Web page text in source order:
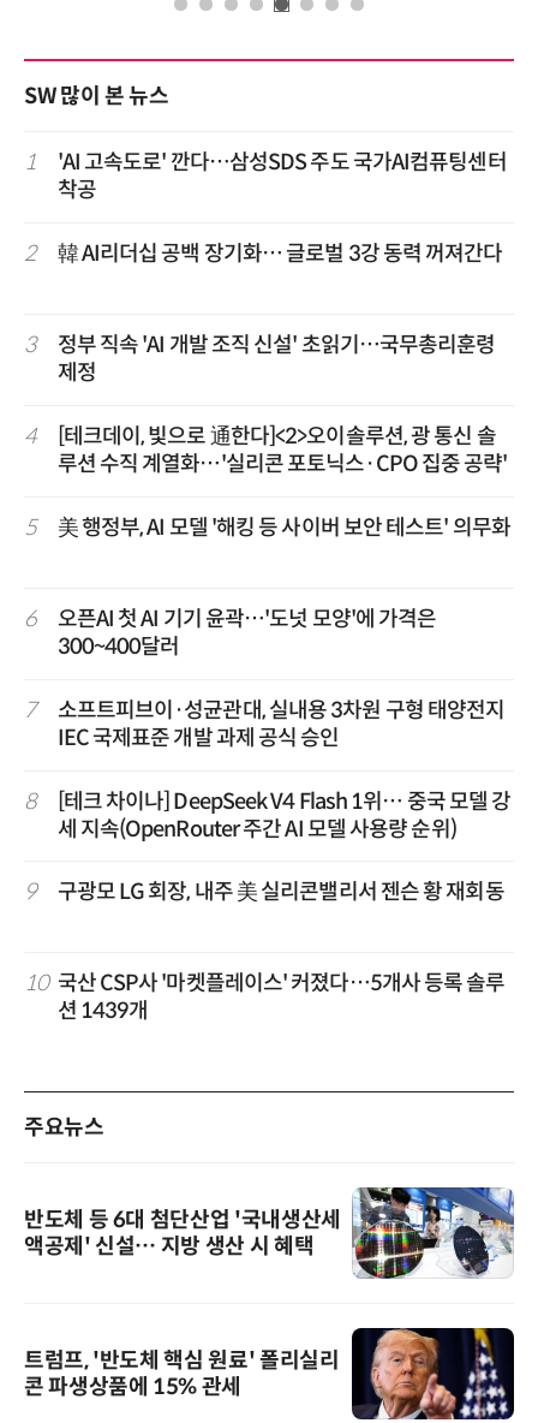
SW 많이 본 뉴스
1
'AI 고속도로' 깐다…삼성SDS 주도 국가AI컴퓨팅센터
착공
2 韓 AI리더십 공백 장기화… 글로벌 3강 동력 꺼져간다
3
정부 직속 'AI 개발 조직 신설' 초읽기…국무총리훈령
제정
4
[테크데이, 빛으로 通한다]<2>오이솔루션, 광 통신 솔
루션 수직 계열화…'실리콘 포토닉스·CPO 집중 공략'
5 美 행정부, AI 모델 '해킹 등 사이버 보안 테스트' 의무화
6
오픈AI 첫 AI 기기 윤곽…'도넛 모양'에 가격은
300~400달러
7
소프트피브이·성균관대, 실내용 3차원 구형 태양전지
IEC 국제표준 개발 과제 공식 승인
8
[테크 차이나] DeepSeek V4 Flash 1위… 중국 모델 강
세 지속(OpenRouter 주간 AI 모델 사용량 순위)
9 구광모 LG 회장, 내주 美 실리콘밸리서 젠슨 황 재회동
10 국산 CSP사 '마켓플레이스' 커졌다…5개사 등록 솔루
션 1439개
주요뉴스
반도체 등 6대 첨단산업 '국내생산세
액공제' 신설… 지방 생산 시 혜택
트럼프, '반도체 핵심 원료' 폴리실리
콘 파생상품에 15% 관세